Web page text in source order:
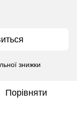
знижки
Порівняти